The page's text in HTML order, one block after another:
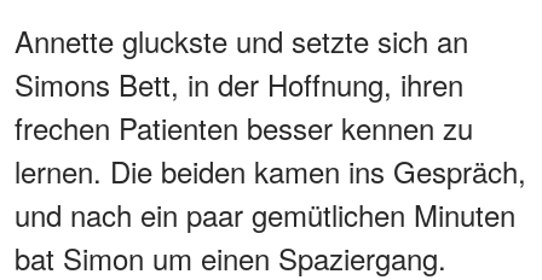
Annette gluckste und setzte sich an
Simons Bett, in der Hoffnung, ihren
frechen Patienten besser kennen zu
lernen. Die beiden kamen ins Gespräch,
und nach ein paar gemütlichen Minuten
bat Simon um einen Spaziergang.